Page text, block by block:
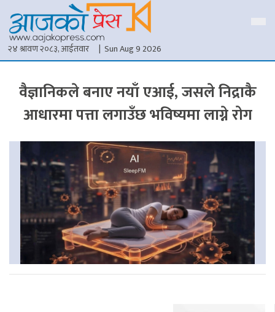
२४ श्रावण २०८३, आईतवार | Sun Aug 9 2026
वैज्ञानिकले बनाए नयाँ एआई, जसले निद्राकै
आधारमा पत्ता लगाउँछ भविष्यमा लाग्ने रोग